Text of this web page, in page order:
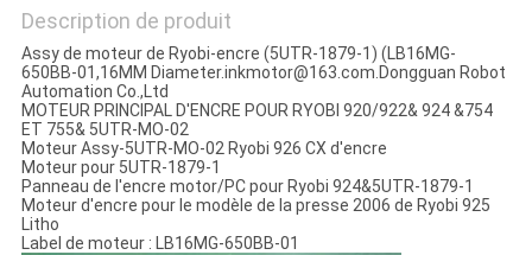
Description de produit
Assy de moteur de Ryobi-encre (5UTR-1879-1) (LB16MG-
650BB-01,16MM Diameter.inkmotor@163.com.Dongguan Robot
Automation Co.,Ltd
MOTEUR PRINCIPAL D'ENCRE POUR RYOBI 920/922& 924 &754
ET 755& 5UTR-MO-02
Moteur Assy-5UTR-MO-02 Ryobi 926 CX d'encre
Moteur pour 5UTR-1879-1
Panneau de l'encre motor/PC pour Ryobi 924&5UTR-1879-1
Moteur d'encre pour le modèle de la presse 2006 de Ryobi 925
Litho
Label de moteur : LB16MG-650BB-01